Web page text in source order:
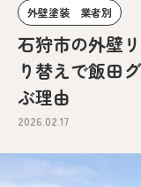
外壁塗装 業者別
石狩市の外壁
り替えで飯田
ぶ理由
2026.02.17